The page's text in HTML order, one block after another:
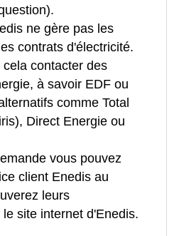
ne gère pas les
contrats d'électricité.
contacter des
à savoir EDF ou
comme Total
Direct Energie ou
vous pouvez
client Enedis au
leurs
site internet d'Enedis.